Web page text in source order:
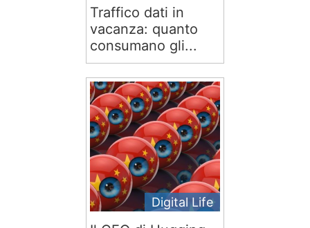
Traffico dati in
vacanza: quanto
consumano gli...
Digital Life